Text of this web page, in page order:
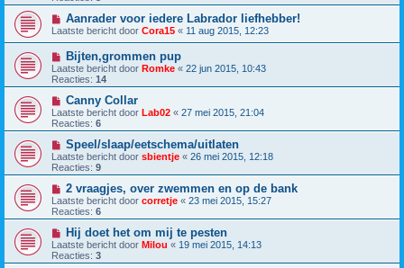
Aanrader voor iedere Labrador liefhebber!
Laatste bericht door Cora15 « 11 aug 2015, 12:23
Bijten,grommen pup
Laatste bericht door Romke « 22 jun 2015, 10:43
Reacties: 14
Canny Collar
Laatste bericht door Lab02 « 27 mei 2015, 21:04
Reacties: 6
Speel/slaap/eetschema/uitlaten
Laatste bericht door sbientje « 26 mei 2015, 12:18
Reacties: 9
2 vraagjes, over zwemmen en op de bank
Laatste bericht door corretje « 23 mei 2015, 15:27
Reacties: 6
Hij doet het om mij te pesten
Laatste bericht door Milou « 19 mei 2015, 14:13
Reacties: 3